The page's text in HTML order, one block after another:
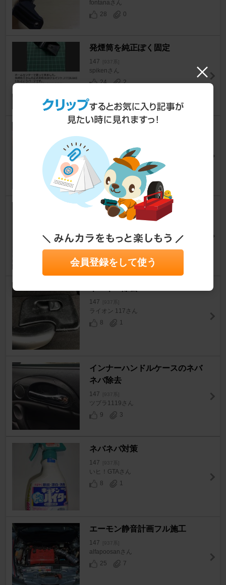
fontanaさん
28
0
発煙筒を純正ぽく固定
147 [937系]
spikenさん
24
2
147
spikenさん
0
シフトパターンイルミネーショ
ン強化
147 [937系]
fontanaさん
147 [937系]
ライオン 117さん
8
1
インナーハンドルケースのネバ
ネバ除去
147 [937系]
ツブラ1119さん
9
3
ネバネバ対策
147 [937系]
いヒ！GTAさん
8
1
エーモン静音計画フル施工
147 [937系]
alfapoosanさん
25
7
会員登録をして使う